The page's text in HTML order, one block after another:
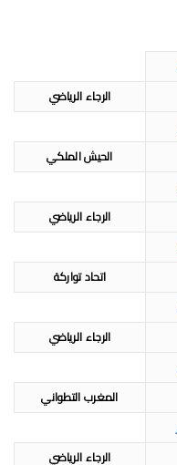
الرجاء الرياضي
الحيش الملكي
الرجاء الرياضي
اتحاد تواركة
الرجاء الرياضي
المغرب التطواني
الرجاء الرياضي